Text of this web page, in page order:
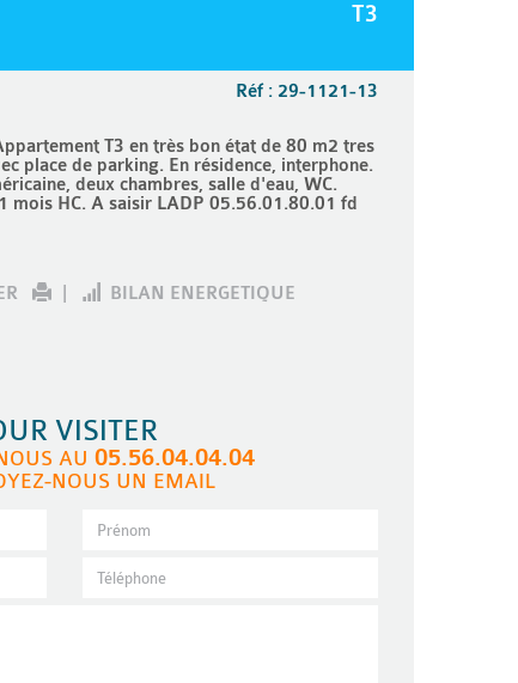
T3
Réf : 29-1121-13
T3 en très bon état de 80 m2 tres
place de parking. En résidence, interphone.
deux chambres, salle d'eau, WC.
mois HC. A saisir LADP 05.56.01.80.01 fd
BILAN ENERGETIQUE
VISITER
AU 05.56.04.04.04
NOUS UN EMAIL